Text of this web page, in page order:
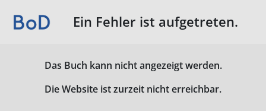
Ein Fehler ist aufgetreten.
Das Buch kann nicht angezeigt werden.
Die Website ist zurzeit nicht erreichbar.